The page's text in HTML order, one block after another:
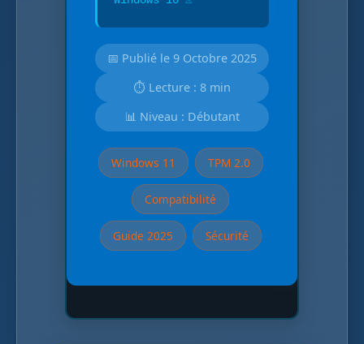
📅 Publié le 9 Octobre 2025
⏱️ Lecture : 8 min
📊 Niveau : Débutant
Windows 11 TPM 2.0
Compatibilité
Guide 2025 Sécurité